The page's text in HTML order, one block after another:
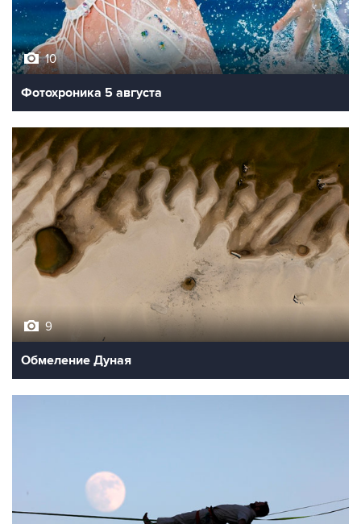
10
Фотохроника 5 августа
9
Обмеление Дуная